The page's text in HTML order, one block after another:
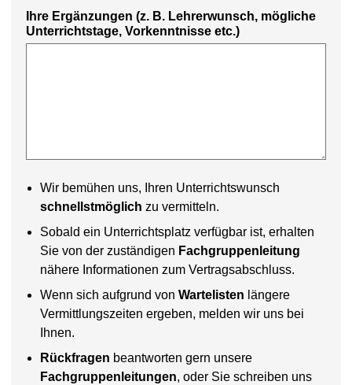
Ihre Ergänzungen (z. B. Lehrerwunsch, mögliche
Unterrichtstage, Vorkenntnisse etc.)
Wir bemühen uns, Ihren Unterrichtswunsch
schnellstmöglich zu vermitteln.
Sobald ein Unterrichtsplatz verfügbar ist, erhalten
Sie von der zuständigen Fachgruppenleitung
nähere Informationen zum Vertragsabschluss.
Wenn sich aufgrund von Wartelisten längere
Vermittlungszeiten ergeben, melden wir uns bei
Ihnen.
Rückfragen beantworten gern unsere
Fachgruppenleitungen, oder Sie schreiben uns